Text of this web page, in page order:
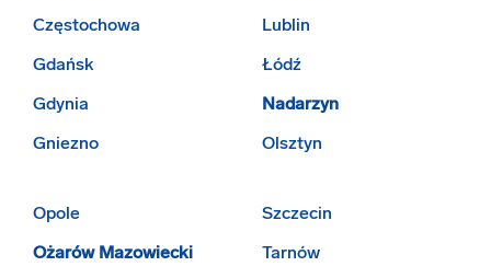
Częstochowa
Gdańsk
Gdynia
Gniezno
Lublin
Łódź
Nadarzyn
Olsztyn
Opole
Ożarów Mazowiecki
Szczecin
Tarnów